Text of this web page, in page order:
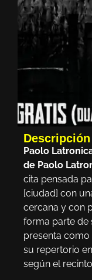
Descripción
Paolo
de Paolo
cita pensada
[ciudad] con
cercana y con
forma parte de
presenta
su repertorio
según el